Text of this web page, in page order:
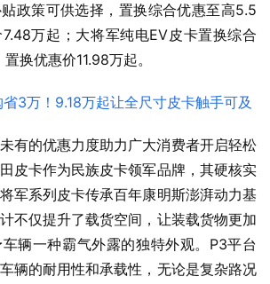
政策可供选择，置换综合优惠至高5.5
万起；大将军纯电EV皮卡置换综合
换优惠价11.98万起。
有的优惠力度助力广大消费者开启轻松
皮卡作为民族皮卡领军品牌，其硬核实
军系列皮卡传承百年康明斯澎湃动力基
不仅提升了载货空间，让装载货物更加
辆一种霸气外露的独特外观。P3平台
辆的耐用性和承载性，无论是复杂路况